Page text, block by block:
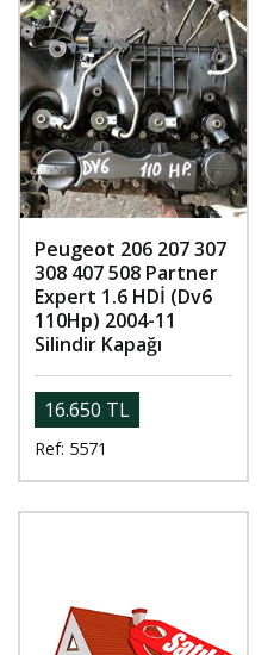
Peugeot 206 207 307
308 407 508 Partner
Expert 1.6 HDİ (Dv6
110Hp) 2004-11
Silindir Kapağı
16.650 TL
Ref: 5571